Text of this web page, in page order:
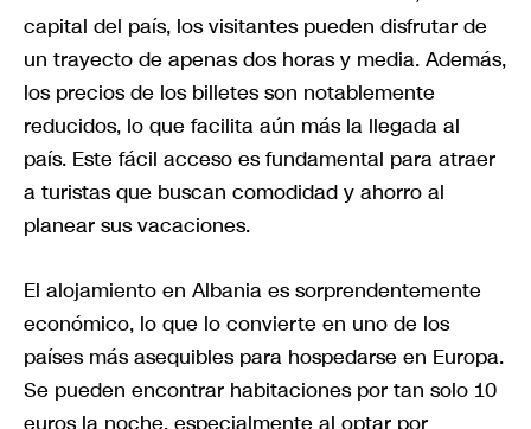
capital del país, los visitantes pueden disfrutar de
un trayecto de apenas dos horas y media. Además,
los precios de los billetes son notablemente
reducidos, lo que facilita aún más la llegada al
país. Este fácil acceso es fundamental para atraer
a turistas que buscan comodidad y ahorro al
planear sus vacaciones.
El alojamiento en Albania es sorprendentemente
económico, lo que lo convierte en uno de los
países más asequibles para hospedarse en Europa.
Se pueden encontrar habitaciones por tan solo 10
euros la noche, especialmente al optar por